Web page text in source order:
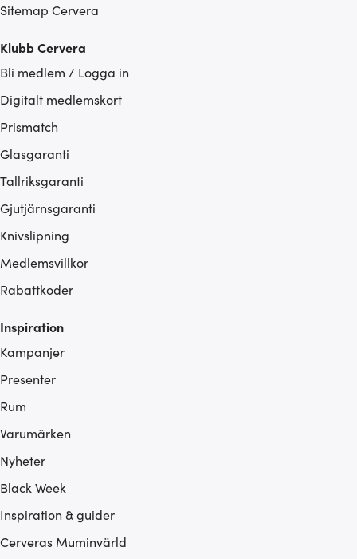
Sitemap Cervera
Klubb Cervera
Bli medlem / Logga in
Digitalt medlemskort
Prismatch
Glasgaranti
Tallriksgaranti
Gjutjärnsgaranti
Knivslipning
Medlemsvillkor
Rabattkoder
Inspiration
Kampanjer
Presenter
Rum
Varumärken
Nyheter
Black Week
Inspiration & guider
Cerveras Muminvärld